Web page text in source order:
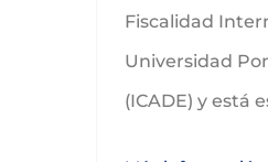
Fiscalidad
Universidad
(ICADE) y está